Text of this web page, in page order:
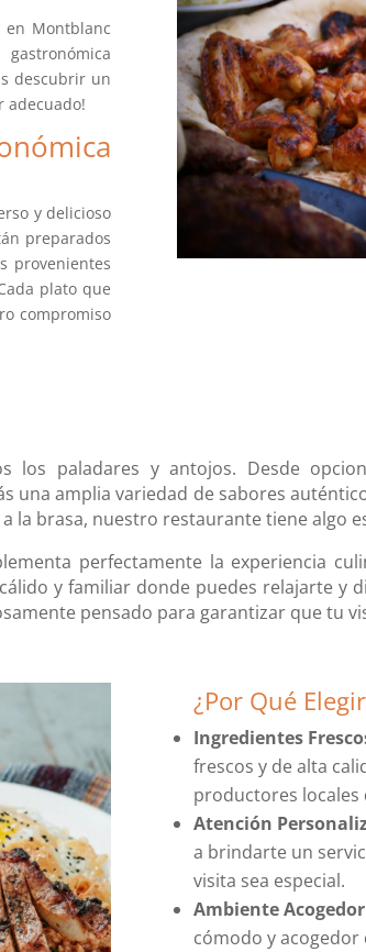
en Montblanc
descubrir un
adecuado!
y delicioso
preparados
provenientes
plato que
compromiso
los paladares y antojos. Desde
una amplia variedad de sabores
la brasa, nuestro restaurante tiene algo
perfectamente la experiencia
y familiar donde puedes relajarte y
pensado para garantizar que tu
¿Por Qué
Ingredientes
frescos y de alta
productores locales
Atención
a brindarte un
visita sea especial.
Ambiente Acogedor
cómodo y acogedor